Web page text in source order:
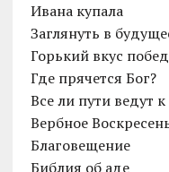
Ивана купала
Заглянуть в
Горький вкус
Где прячется Бог?
Все ли пути ведут к
Вербное
Благовещение
Библия об аде